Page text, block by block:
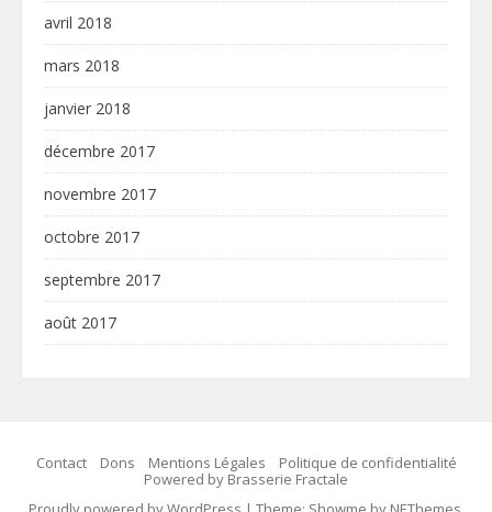
avril 2018
mars 2018
janvier 2018
décembre 2017
novembre 2017
octobre 2017
septembre 2017
août 2017
Contact Dons Mentions Légales
Politique de confidentialité
Powered by Brasserie Fractale